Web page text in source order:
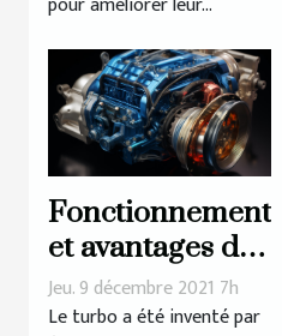
Fonctionnement
et avantages du
Turbo de
véhicule
Jeu. 9 décembre 2021 7h
Le turbo a été inventé par